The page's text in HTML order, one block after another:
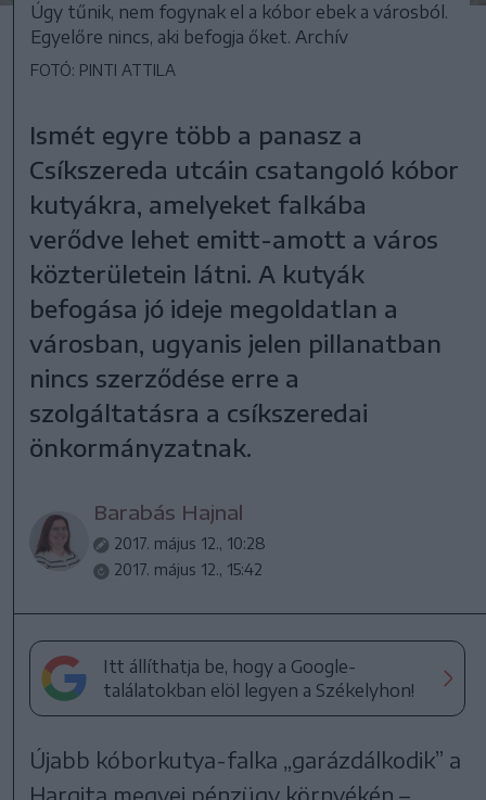
Úgy tűnik, nem fogynak el a kóbor ebek a városból.
Egyelőre nincs, aki befogja őket. Archív
FOTÓ: PINTI ATTILA
Ismét egyre több a panasz a
Csíkszereda utcáin csatangoló kóbor
kutyákra, amelyeket falkába
verődve lehet emitt-amott a város
közterületein látni. A kutyák
befogása jó ideje megoldatlan a
városban, ugyanis jelen pillanatban
nincs szerződése erre a
szolgáltatásra a csíkszeredai
önkormányzatnak.
Barabás Hajnal
2017. május 12., 10:28
2017. május 12., 15:42
Itt állíthatja be, hogy a Google-
találatokban elöl legyen a Székelyhon!
Újabb kóborkutya-falka „garázdálkodik” a
Hargita megyei pénzügy környékén –